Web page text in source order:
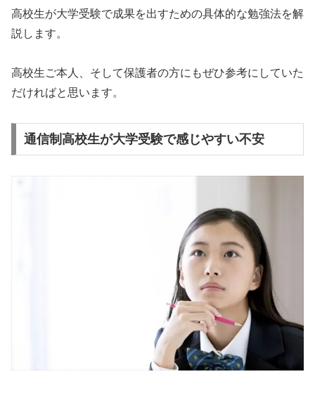
高校生が大学受験で成果を出すための具体的な勉強法を解
説します。
高校生ご本人、そして保護者の方にもぜひ参考にしていた
だければと思います。
通信制高校生が大学受験で感じやすい不安